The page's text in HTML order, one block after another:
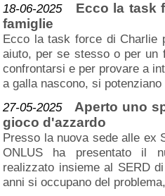
18-06-2025
Ecco la task
famiglie
Ecco la task force di Charlie
aiuto, per se stesso o per un
confrontarsi e per provare a
a galla nascono, si
27-05-2025
Aperto uno
gioco d'azzardo
Presso la nuova sede alle ex
ONLUS ha presentato il
realizzato insieme al SERD
anni si occupano del